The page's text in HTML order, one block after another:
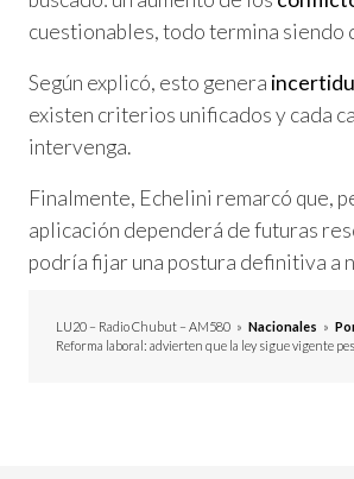
cuestionables, todo termina siendo
Según explicó, esto genera
existen criterios unificados y cada
intervenga.
Finalmente, Echelini remarcó que,
aplicación dependerá de futuras
podría fijar una postura definitiva a
LU20 – Radio Chubut – AM580 » Nacionales »
Reforma laboral: advierten que la ley sigue vigente